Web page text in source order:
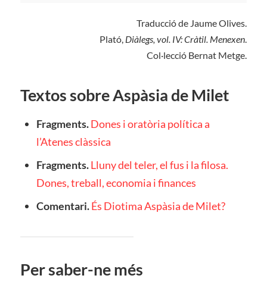
Traducció de Jaume Olives.
Plató, Diàlegs, vol. IV: Cràtil. Menexen
Col·lecció Bernat Metge.
Textos sobre Aspàsia de Milet
Fragments. Dones i oratòria política a
l’Atenes clàssica
Fragments. Lluny del teler, el fus i la filosa.
Dones, treball, economia i finances
Comentari. És Diotima Aspàsia de Milet?
Per saber-ne més